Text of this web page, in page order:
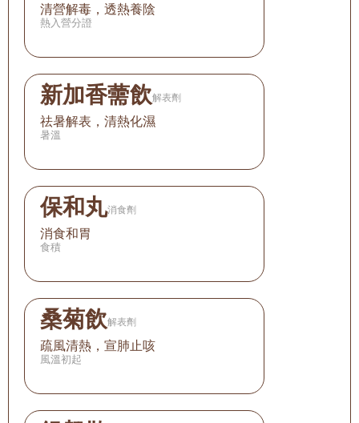
清營解毒，透熱養陰
熱入營分證
新加香薷飲解表劑
祛暑解表，清熱化濕
暑溫
保和丸消食劑
消食和胃
食積
桑菊飲解表劑
疏風清熱，宣肺止咳
風溫初起